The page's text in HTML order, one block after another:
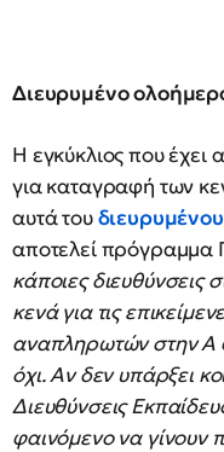
Διευρυμένο
Η εγκύκλιος που έχει
για καταγραφή των
αυτά του
αποτελεί πρόγραμμα
κάποιες διευθύνσεις
κενά για τις
αναπληρωτών στην Α
όχι. Αν δεν υπάρξει
Διευθύνσεις
φαινόμενο να γίνουν